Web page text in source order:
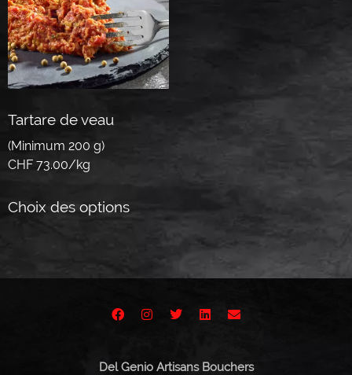
Tartare de veau
(Minimum 200 g)
CHF 73.00/kg
Choix des options
Del Genio Artisans Bouchers